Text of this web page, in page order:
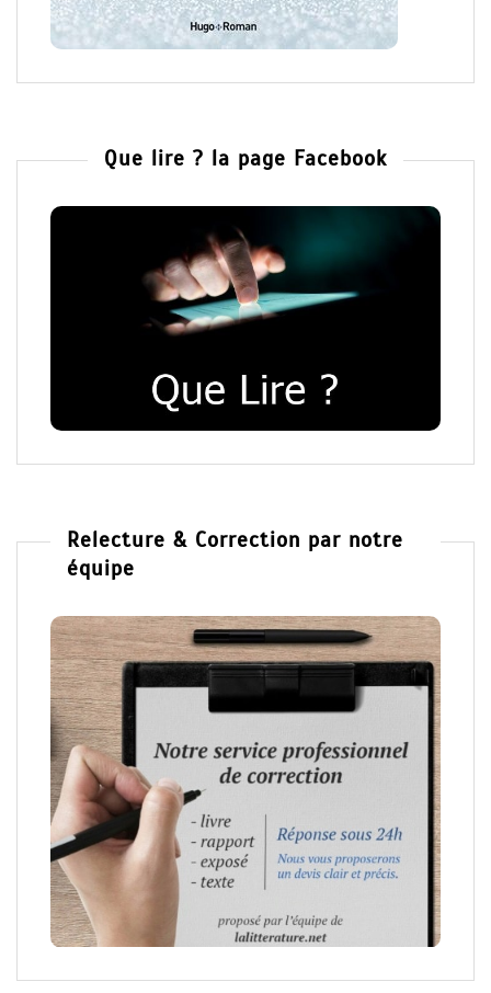
Que lire ? la page Facebook
Relecture & Correction par notre
équipe